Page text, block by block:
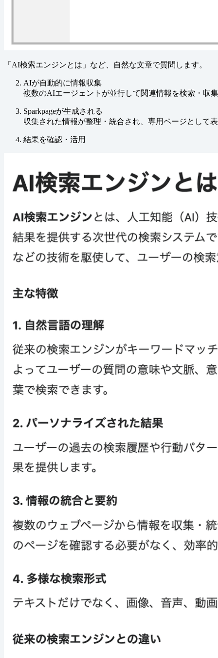
「AI検索エンジンとは」など、自然な文章で質問します。
AIが自動的に情報収集
複数のAIエージェントが並行して関連情報を検索・収
Sparkpageが生成される
収集された情報が整理・統合され、専用ページとして
結果を確認・活用